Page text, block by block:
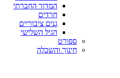
המדור החברתי
חרדים
גנים ציבוריים
הגיל השלישי
ספורט
חינוך והשכלה